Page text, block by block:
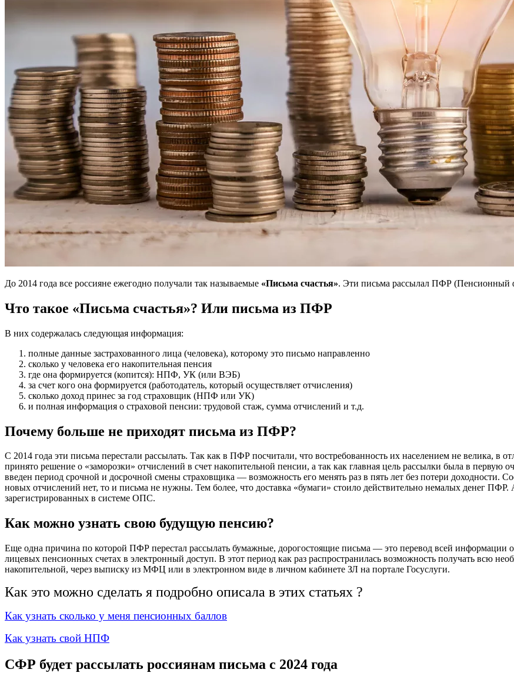
До 2014 года все россияне ежегодно получали так называемые «Письма счастья». Эти письма рассылал ПФР (Пенсионный
Что такое «Письма счастья»? Или письма из ПФР
В них содержалась следующая информация:
полные данные застрахованного лица (человека), которому это письмо направленно
сколько у человека его накопительная пенсия
где она формируется (копится): НПФ, УК (или ВЭБ)
за счет кого она формируется (работодатель, который осуществляет отчисления)
сколько доход принес за год страховщик (НПФ или УК)
и полная информация о страховой пенсии: трудовой стаж, сумма отчислений и т.д.
Почему больше не приходят письма из ПФР?
С 2014 года эти письма перестали рассылать. Так как в ПФР посчитали, что востребованность их населением не велика, в
принято решение о «заморозки» отчислений в счет накопительной пенсии, а так как главная цель рассылки была в первую
введен период срочной и досрочной смены страховщика — возможность его менять раз в пять лет без потери
новых отчислений нет, то и письма не нужны. Тем более, что доставка «бумаги» стоило действительно немалых денег
зарегистрированных в системе ОПС.
Как можно узнать свою будущую пенсию?
Еще одна причина по которой ПФР перестал рассылать бумажные, дорогостоящие письма — это перевод всей информации
лицевых пенсионных счетах в электронный доступ. В этот период как раз распространилась возможность получать всю
накопительной, через выписку из МФЦ или в электронном виде в личном кабинете ЗЛ на портале Госуслуги.
Как это можно сделать я подробно описала в этих статьях ?
Как узнать сколько у меня пенсионных баллов
Как узнать свой НПФ
СФР будет рассылать россиянам письма с 2024 года